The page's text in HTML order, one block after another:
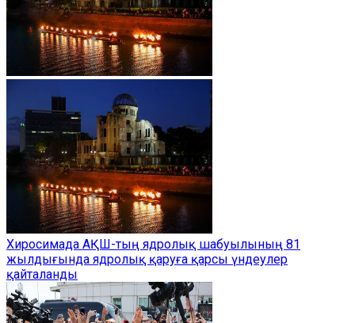
Хиросимада АҚШ-тың ядролық шабуылының 81
жылдығында ядролық қаруға қарсы үндеулер
қайталанды